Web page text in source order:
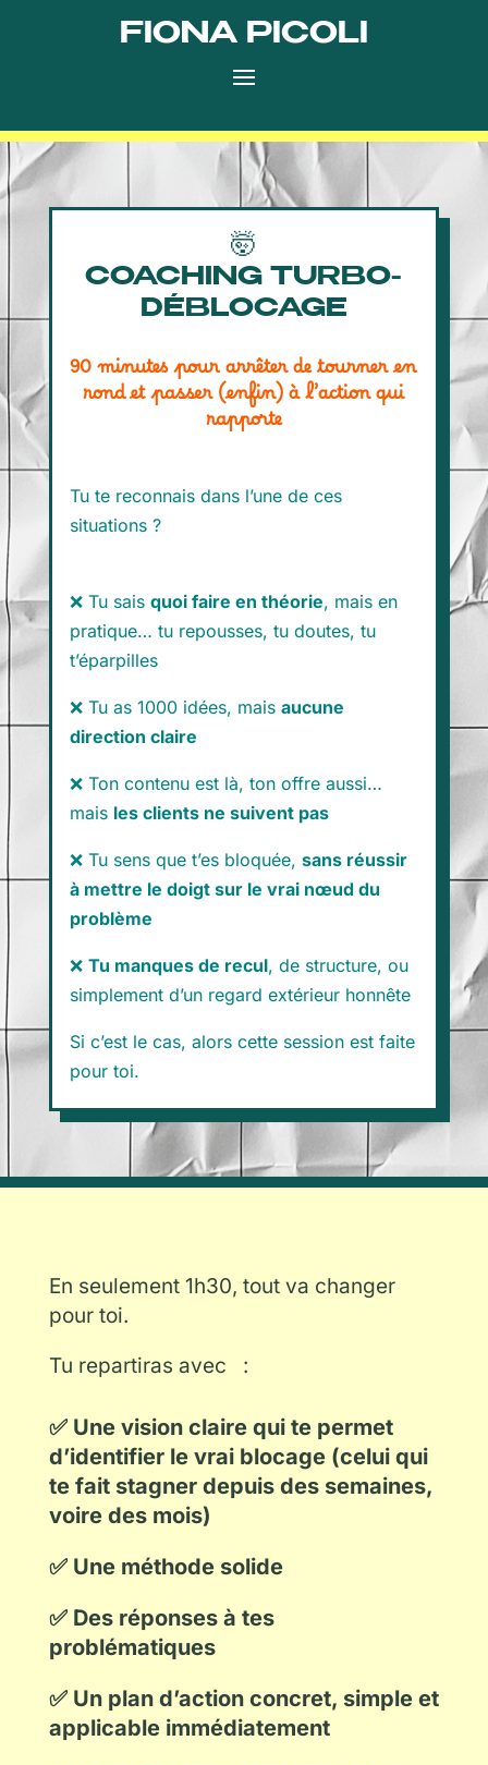
FIONA PICOLI
🤯
COACHING TURBO-
DÉBLOCAGE
90 minutes pour arrêter de tourner en
rondet passer (enfin) à l’action qui
rapporte
Tu te reconnais dans l’une de ces
situations ?
❌ Tu sais quoi faire en théorie, mais en
pratique… tu repousses, tu doutes, tu
t’éparpilles
❌ Tu as 1000 idées, mais aucune
direction claire
❌ Ton contenu est là, ton offre aussi…
mais les clients ne suivent pas
❌ Tu sens que t’es bloquée, sans réussir
à mettre le doigt sur le vrai nœud du
problème
❌ Tu manques de recul, de structure, ou
simplement d’un regard extérieur honnête
Si c’est le cas, alors cette session est faite
pour toi.
En seulement 1h30, tout va changer
pour toi.
Tu repartiras avec :
✅ Une vision claire qui te permet
d’identifier le vrai blocage (celui qui
te fait stagner depuis des semaines,
voire des mois)
✅ Une méthode solide
✅ Des réponses à tes
problématiques
✅ Un plan d’action concret, simple et
applicable immédiatement